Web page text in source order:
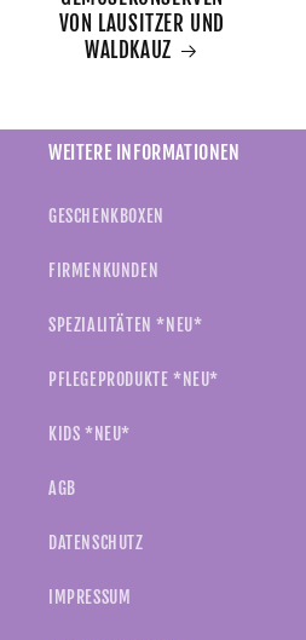
VON LAUSITZER UND
WALDKAUZ
WEITERE INFORMATIONEN
GESCHENKBOXEN
FIRMENKUNDEN
SPEZIALITÄTEN *NEU*
PFLEGEPRODUKTE *NEU*
KIDS *NEU*
AGB
DATENSCHUTZ
IMPRESSUM